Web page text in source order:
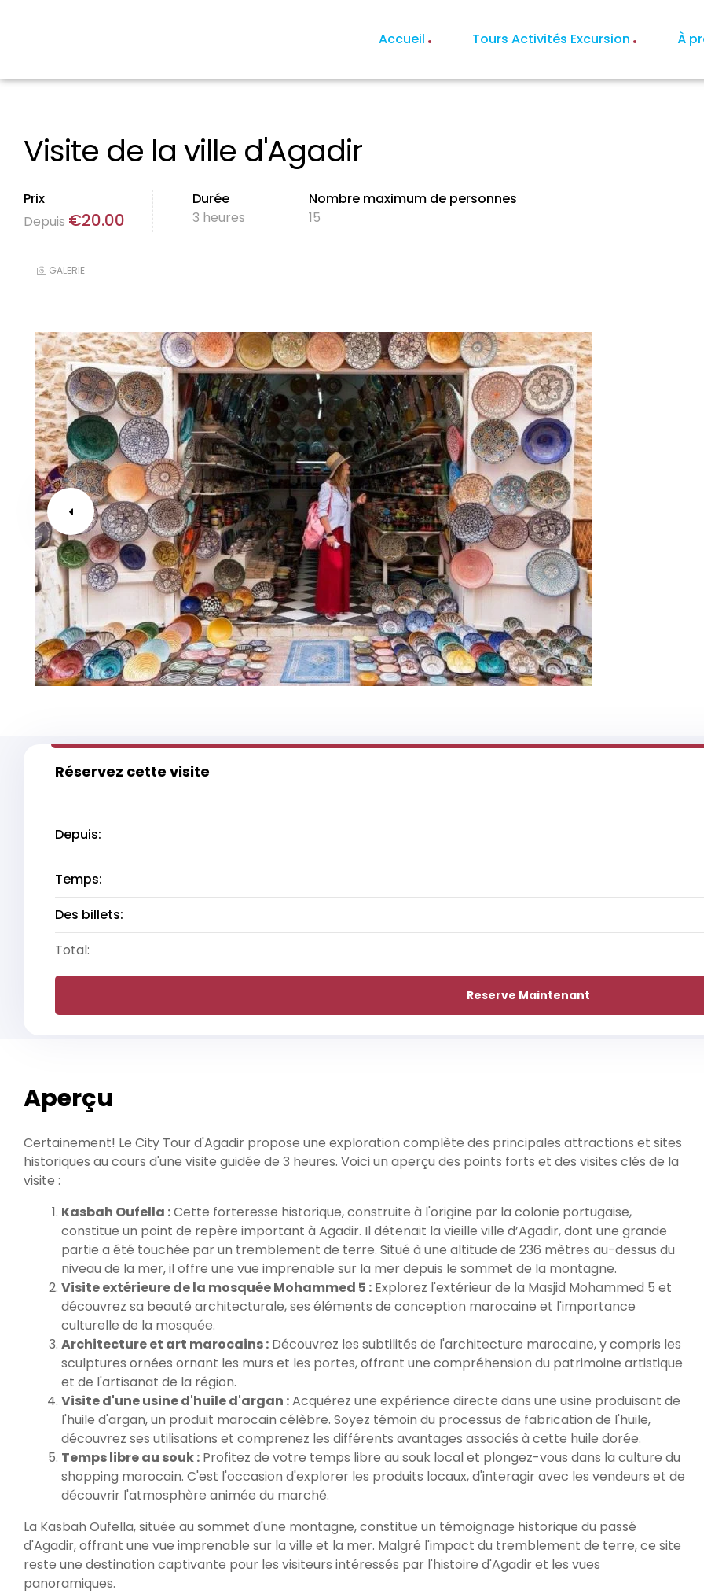
Accueil Tours Activités Excursion À
Visite de la ville d'Agadir
Prix
Depuis €20.00
Durée
3 heures
Nombre maximum de personnes
15
GALERIE
Réservez cette visite
Depuis:
Temps:
Des billets:
Total:
Reserve Maintenant
Aperçu
Certainement! Le City Tour d'Agadir propose une exploration complète des principales attractions et sites
historiques au cours d'une visite guidée de 3 heures. Voici un aperçu des points forts et des visites clés de la
visite :
Kasbah Oufella :Cette forteresse historique, construite à l'origine par la colonie portugaise,
constitue un point de repère important à Agadir. Il détenait la vieille ville d’Agadir, dont une grande
partie a été touchée par un tremblement de terre. Situé à une altitude de 236 mètres au-dessus du
niveau de la mer, il offre une vue imprenable sur la mer depuis le sommet de la montagne.
Visite extérieure de la mosquée Mohammed 5 : Explorez l'extérieur de la Masjid Mohammed 5 et
découvrez sa beauté architecturale, ses éléments de conception marocaine et l'importance
culturelle de la mosquée.
Architecture et art marocains : Découvrez les subtilités de l'architecture marocaine, y compris les
sculptures ornées ornant les murs et les portes, offrant une compréhension du patrimoine artistique
et de l'artisanat de la région.
Visite d'une usine d'huile d'argan :Acquérez une expérience directe dans une usine produisant de
l'huile d'argan, un produit marocain célèbre. Soyez témoin du processus de fabrication de l'huile,
découvrez ses utilisations et comprenez les différents avantages associés à cette huile dorée.
Temps libre au souk : Profitez de votre temps libre au souk local et plongez-vous dans la culture du
shopping marocain. C'est l'occasion d'explorer les produits locaux, d'interagir avec les vendeurs et de
découvrir l'atmosphère animée du marché.
La Kasbah Oufella, située au sommet d'une montagne, constitue un témoignage historique du passé
d'Agadir, offrant une vue imprenable sur la ville et la mer. Malgré l'impact du tremblement de terre, ce site
reste une destination captivante pour les visiteurs intéressés par l'histoire d'Agadir et les vues
panoramiques.